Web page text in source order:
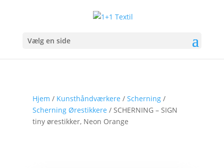
Vælg en side
Hjem / Kunsthåndværkere / Scherning/
Scherning Ørestikkere / SCHERNING – SIGN
tiny ørestikker, Neon Orange